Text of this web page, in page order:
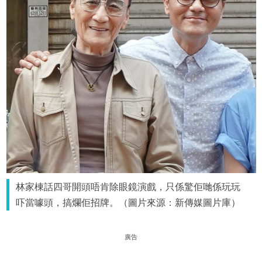
林家棟話四哥開頭唔肯除眼鏡演戲，只係驚佢哋係玩玩
吓當噱頭，搞爛佢招牌。（圖片來源：新傳媒圖片庫）
廣告